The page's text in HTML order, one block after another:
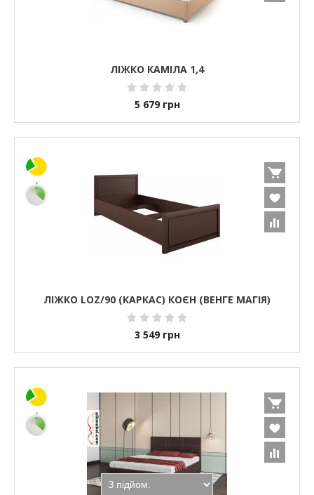
ЛІЖКО КАМІЛА 1,4
5 679 грн
ЛІЖКО LOZ/90 (КАРКАС) КОЄН (ВЕНГЕ МАГІЯ)
3 549 грн